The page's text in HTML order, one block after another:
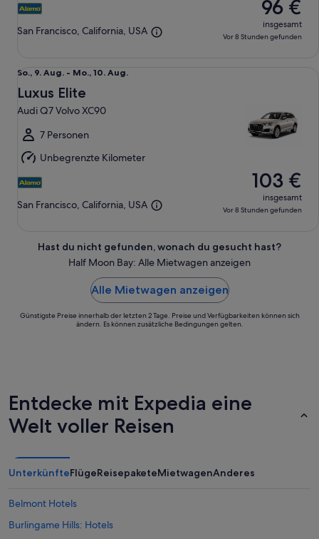
San Francisco, California, USA
96 €
insgesamt
Vor 8 Stunden gefunden
So.,
9.
Aug.
bis
Mo.,
10.
Aug.
So., 9. Aug. - Mo., 10. Aug.
Luxus Elite
Audi Q7 Volvo XC90
7 Personen
Unbegrenzte Kilometer
San Francisco, California, USA
103 €
insgesamt
Vor 8 Stunden gefunden
Hast du nicht gefunden, wonach du gesucht hast?
Half Moon Bay: Alle Mietwagen anzeigen
Alle Mietwagen anzeigen
Günstigste Preise innerhalb der letzten 2 Tage. Preise und Verfügbarkeiten können sich
ändern. Es können zusätzliche Bedingungen gelten.
Entdecke mit Expedia eine
Welt voller Reisen
UnterkünfteFlügeReisepaketeMietwagenAnderes
Belmont Hotels
Burlingame Hills: Hotels